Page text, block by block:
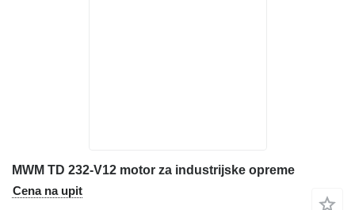
MWM TD 232-V12 motor za industrijske opreme
Cena na upit